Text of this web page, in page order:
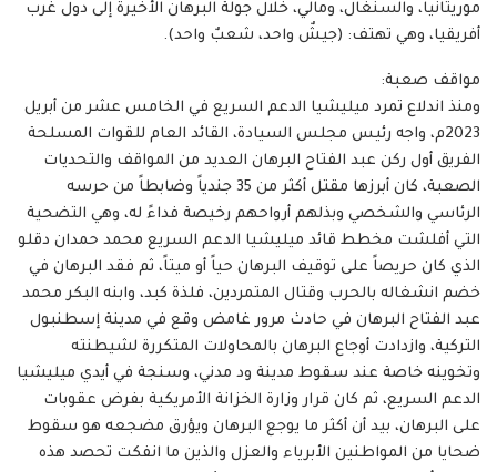
موريتانيا، والسنغال، ومالي، خلال جولة البرهان الأخيرة إلى دول غرب
أفريقيا، وهي تهتف: (جيشٌ واحد، شعبٌ واحد).
مواقف صعبة:
ومنذ اندلاع تمرد ميليشيا الدعم السريع في الخامس عشر من أبريل
2023م، واجه رئيس مجلس السيادة، القائد العام للقوات المسلحة
الفريق أول ركن عبد الفتاح البرهان العديد من المواقف والتحديات
الصعبة، كان أبرزها مقتل أكثر من 35 جندياً وضابطاً من حرسه
الرئاسي والشخصي وبذلهم أرواحهم رخيصة فداءً له، وهي التضحية
التي أفلشت مخطط قائد ميليشيا الدعم السريع محمد حمدان دقلو
الذي كان حريصاً على توقيف البرهان حياً أو ميتاً، ثم فقد البرهان في
خضم انشغاله بالحرب وقتال المتمردين، فلذة كبد، وابنه البكر محمد
عبد الفتاح البرهان في حادث مرور غامض وقع في مدينة إسطنبول
التركية، وازدادت أوجاع البرهان بالمحاولات المتكررة لشيطنته
وتخوينه خاصة عند سقوط مدينة ود مدني، وسنجة في أيدي ميليشيا
الدعم السريع، ثم كان قرار وزارة الخزانة الأمريكية بفرض عقوبات
على البرهان، بيد أن أكثر ما يوجع البرهان ويؤرق مضجعه هو سقوط
ضحايا من المواطنين الأبرياء والعزل والذين ما انفكت تحصد هذه